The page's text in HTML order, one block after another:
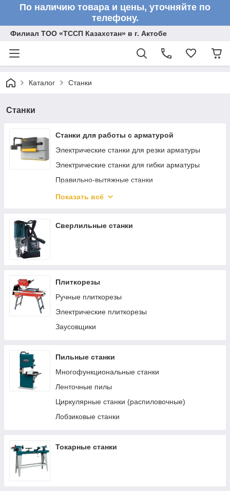
По наличию товара и цены, уточняйте по
телефону.
Филиал ТОО «ТССП Казахстан» в г. Актобе
Каталог Станки
Станки
Станки для работы с арматурой
Электрические станки для резки арматуры
Электрические станки для гибки арматуры
Правильно-вытяжные станки
Ручные станки для резки арматуры
Ручные ключи для гибки арматуры
Показать всё
Сверлильные станки
Плиткорезы
Ручные плиткорезы
Электрические плиткорезы
Заусовщики
Пильные станки
Многофункциональные станки
Ленточные пилы
Циркулярные станки (распиловочные)
Лобзиковые станки
Токарные станки